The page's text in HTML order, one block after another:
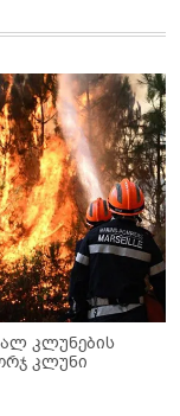
კლუნების
კლუნი